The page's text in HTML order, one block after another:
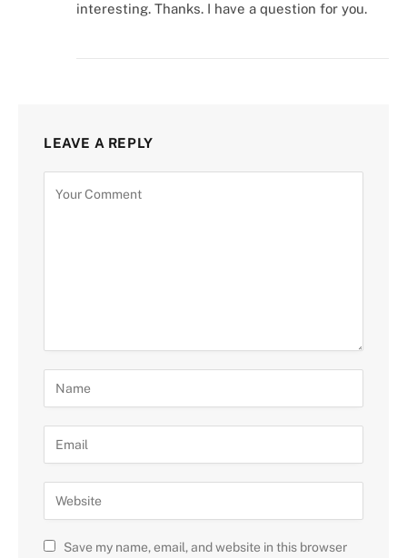
interesting. Thanks. I have a question for you.
LEAVE A REPLY
Save my name, email, and website in this browser